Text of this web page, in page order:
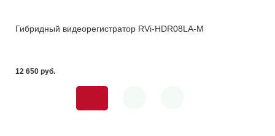
Гибридный видеорегистратор RVi-HDR08LA-M
12 650 pуб.